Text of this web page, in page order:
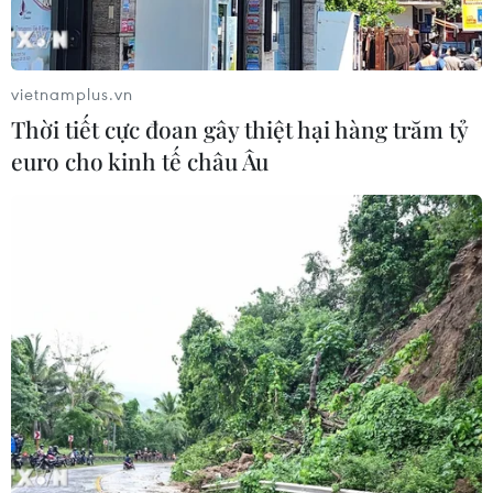
TIN LIÊN QUAN
Xét xử sơ thẩm bà Châu Thị Thu Nga và
vietnamplus.vn
Thời tiết cực đoan gây thiệt hại hàng trăm tỷ
euro cho kinh tế châu Âu